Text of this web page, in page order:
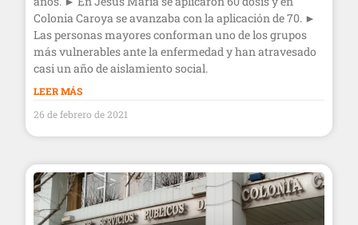
Colonia Caroya se avanzaba con la aplicación de 70. ►
Las personas mayores conforman uno de los grupos
más vulnerables ante la enfermedad y han atravesado
casi un año de aislamiento social.
LEER MÁS
26 de febrero de 2021